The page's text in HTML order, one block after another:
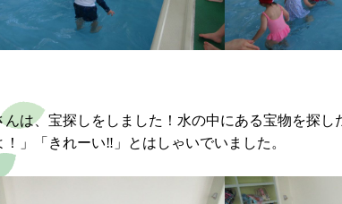
んは、宝探しをしました！水の中にある宝物を探し
！」「きれーい‼」とはしゃいでいました。